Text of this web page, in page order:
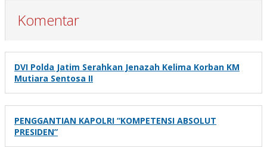
Komentar
DVI Polda Jatim Serahkan Jenazah Kelima Korban KM
Mutiara Sentosa II
PENGGANTIAN KAPOLRI “KOMPETENSI ABSOLUT
PRESIDEN”